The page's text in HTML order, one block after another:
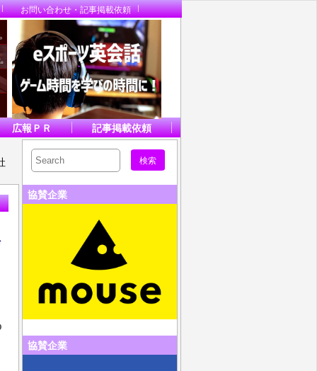
お問い合わせ・記事掲載依頼
広報ＰＲ 記事掲載依頼
協賛企業
協賛企業